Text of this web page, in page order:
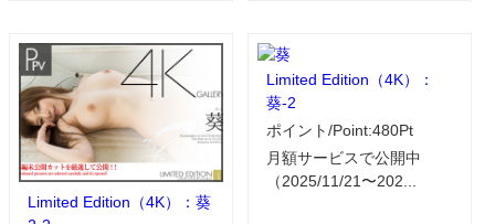
Limited Edition（4K）：葵
Limited Edition（4K）：
葵-2
ポイント/Point:480Pt
月額サービスで公開中
（2025/11/21〜202...